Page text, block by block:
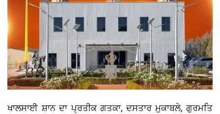
ਖਾਲਸਾਈ ਸ਼ਾਨ ਦਾ ਪ੍ਰਤੀਕ ਗਤਕਾ, ਦਸਤਾਰ ਮੁਕਾਬਲੇ, ਗੁਰਮਤਿ